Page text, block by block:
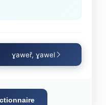
ɣaweř, ɣawel